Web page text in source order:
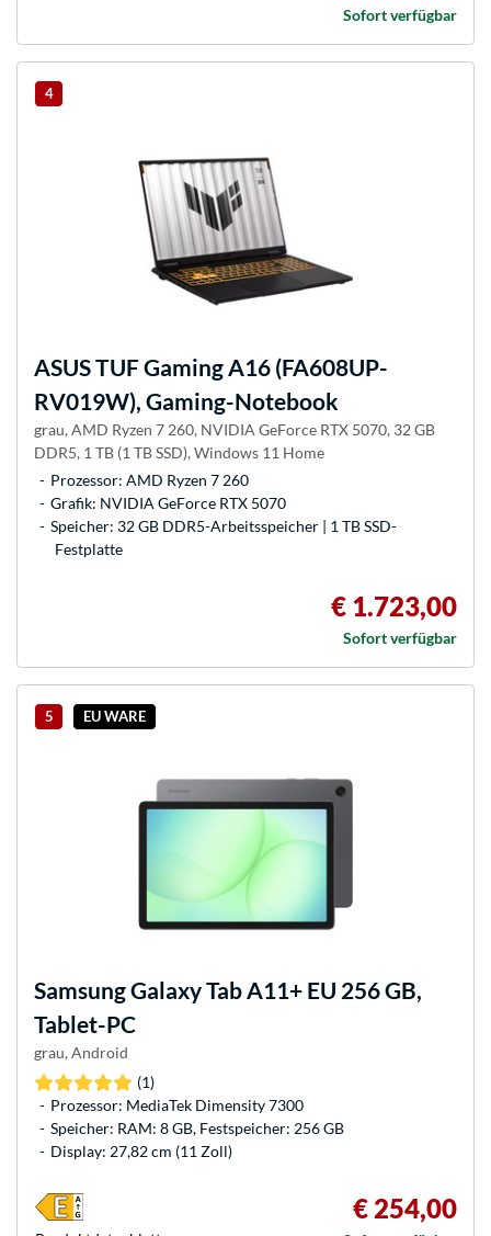
Sofort verfügbar
4
ASUSTUF Gaming A16 (FA608UP-
RV019W), Gaming-Notebook
grau, AMD Ryzen 7 260, NVIDIA GeForce RTX 5070, 32 GB
DDR5, 1 TB (1 TB SSD), Windows 11 Home
Prozessor: AMD Ryzen 7 260
Grafik: NVIDIA GeForce RTX 5070
Speicher: 32 GB DDR5-Arbeitsspeicher | 1 TB SSD-
Festplatte
€ 1.723,00
Sofort verfügbar
5 EU WARE
SamsungGalaxy Tab A11+ EU 256 GB,
Tablet-PC
grau, Android
(1)
Prozessor: MediaTek Dimensity 7300
Speicher: RAM: 8 GB, Festspeicher: 256 GB
Display: 27,82 cm (11 Zoll)
€ 254,00